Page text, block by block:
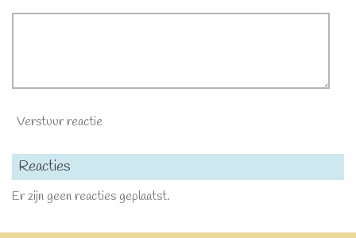
Verstuur reactie
Reacties
Er zijn geen reacties geplaatst.